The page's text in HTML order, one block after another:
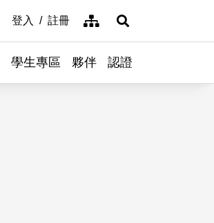
登入 註冊 網站導覽展開搜尋
學生專區 夥伴 認證